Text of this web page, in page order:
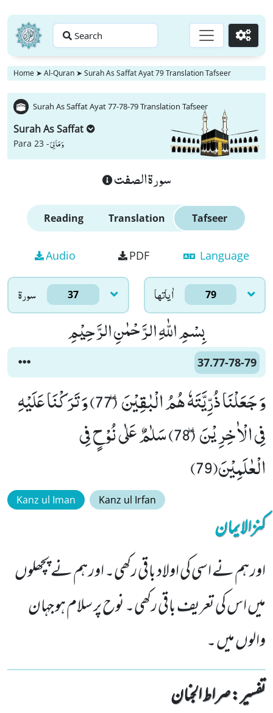
Search Go
Home ➤ Al-Quran ➤ Surah As Saffat Ayat 79 Translation Tafseer
Surah As Saffat Ayat 77-78-79 Translation Tafseer
Surah As Saffat
Para 23 -وَ مَا لِیَ
سورة الصفت
Reading Translation Tafseer
Audio PDF Language
سورۃ 37 اٰياتها 79
بِسْمِ اللّٰهِ الرَّحْمٰنِ الرَّحِیْمِ
37.77-78-79
وَ جَعَلْنَا ذُرِّیَّتَهٗ هُمُ الْبٰقِیْنَ٘ ۖ (77) وَ تَرَكْنَا عَلَیْهِ
فِی الْاٰخِرِیْنَ٘ ۖ (78) سَلٰمٌ عَلٰى نُوْحٍ فِی
الْعٰلَمِیْنَ(79)
Kanz ul Iman Kanz ul Irfan
کنزالایمان
اور ہم نے اسی کی اولاد باقی رکھی۔ اور ہم نے پچھلوں
میں اس کی تعریف باقی رکھی۔ نوح پر سلام ہو جہان
والوں میں ۔
تفسیر : ‎صراط الجنان